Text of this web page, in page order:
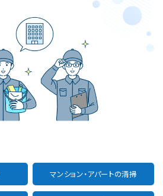
マンション・アパートの清掃